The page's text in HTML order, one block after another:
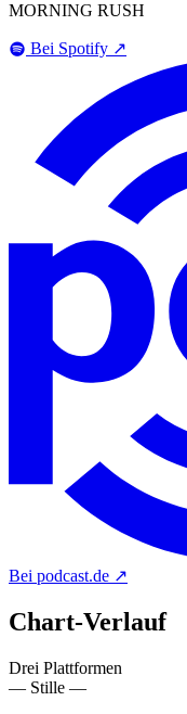
MORNING RUSH
Bei Spotify ↗
Bei podcast.de ↗
Chart-Verlauf
Drei Plattformen
— Stille —